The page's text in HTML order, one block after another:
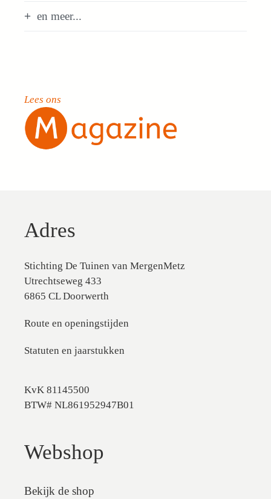
en meer...
Lees ons
Adres
Stichting De Tuinen van MergenMetz
Utrechtseweg 433
6865 CL Doorwerth
Route en openingstijden
Statuten en jaarstukken
KvK 81145500
BTW# NL861952947B01
Webshop
Bekijk de shop